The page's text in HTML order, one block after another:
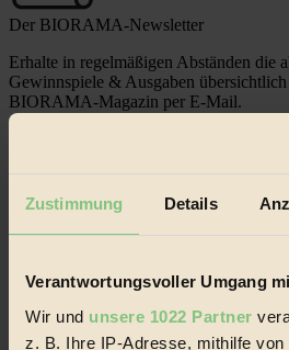
Zustimmung Details
Verantwortungsvoller Umgang
Wir und unsere 1022 Partner
z. B. Ihre IP-Adresse, mithilfe
Der BIORAMA-Newsletter
Erhalte in regelmäßigen Abständen die
Gewinnspiele & Ausgaben
BIORAMA-Magazin per E-Mail.
© 2026 Biorama GmbH